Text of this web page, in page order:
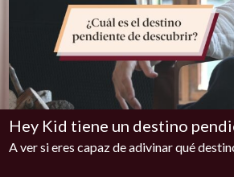
Hey Kid tiene un destino
A ver si eres capaz de adivinar qué